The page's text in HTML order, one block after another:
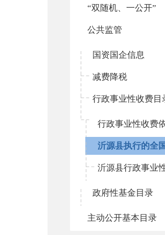
“双随机、一公开”
公共监管
国资国企信息
减费降税
行政事业性收费目
沂源县行政事业
政府性基金目录
主动公开基本目录